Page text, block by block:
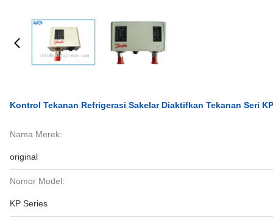
Kontrol Tekanan Refrigerasi Sakelar Diaktifkan Tekanan Seri KP
Nama Merek:
original
Nomor Model:
KP Series